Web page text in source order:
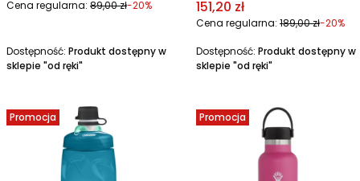
Cena regularna: 89,00 zł-20%
Dostępność: Produkt dostępny w
sklepie "od ręki"
Cena promocyjna
151,20 zł
Cena regularna: 189,00 zł-20%
Dostępność: Produkt dostępny w
sklepie "od ręki"
Promocja Promocja